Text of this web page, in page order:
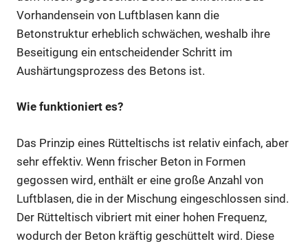
Vorhandensein von Luftblasen kann die
Betonstruktur erheblich schwächen, weshalb ihre
Beseitigung ein entscheidender Schritt im
Aushärtungsprozess des Betons ist.
Wie funktioniert es?
Das Prinzip eines Rütteltischs ist relativ einfach, aber
sehr effektiv. Wenn frischer Beton in Formen
gegossen wird, enthält er eine große Anzahl von
Luftblasen, die in der Mischung eingeschlossen sind.
Der Rütteltisch vibriert mit einer hohen Frequenz,
wodurch der Beton kräftig geschüttelt wird. Diese